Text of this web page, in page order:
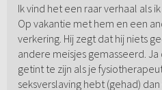
Ik vind het een raar verhaal als
Op vakantie met hem en een
verkering. Hij zegt dat hij niets
andere meisjes gemasseerd.
getint te zijn als je
seksverslaving hebt (gehad)